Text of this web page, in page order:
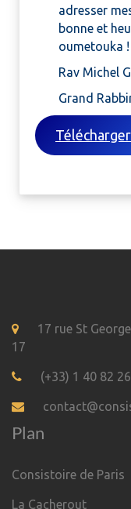
adresser
bonne et
oumetouka !
Rav Michel
Grand
17 rue St
17
(+33) 1 40 82
Plan
Consistoire de Paris
La Cacherout